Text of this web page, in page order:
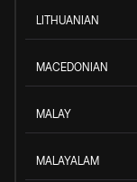
LITHUANIAN
MACEDONIAN
MALAY
MALAYALAM